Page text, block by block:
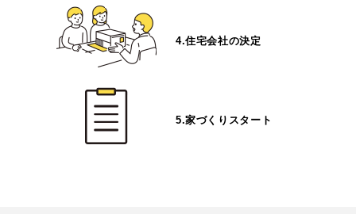
4.住宅会社の決定
5.家づくりスタート